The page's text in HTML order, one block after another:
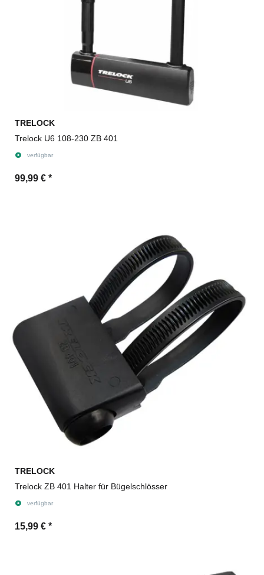
TRELOCK
Trelock U6 108-230 ZB 401
verfügbar
99,99 € *
TRELOCK
Trelock ZB 401 Halter für Bügelschlösser
verfügbar
15,99 € *